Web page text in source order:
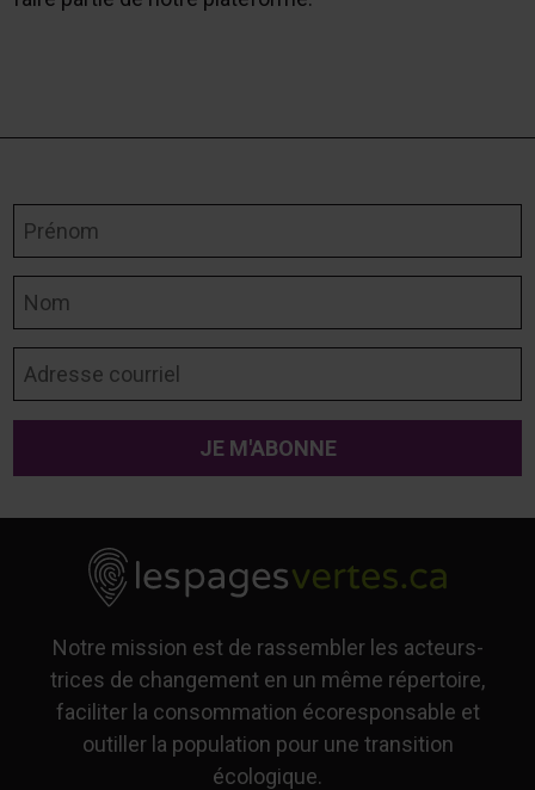
Notre mission est de rassembler les acteurs-
trices de changement en un même répertoire,
faciliter la consommation écoresponsable et
outiller la population pour une transition
écologique.